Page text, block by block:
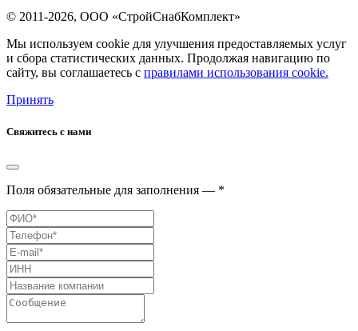
© 2011-2026, ООО «СтройСнабКомплект»
Мы используем cookie для улучшения предоставляемых услуг
и сбора статистических данных. Продолжая навигацию по
сайту, вы соглашаетесь с правилами использования cookie.
Принять
Свяжитесь с нами
Поля обязательные для заполнения — *